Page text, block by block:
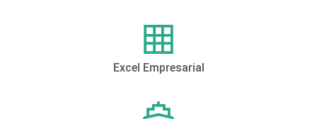
Excel Empresarial